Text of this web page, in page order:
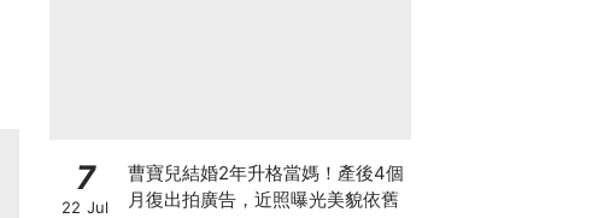
7
22 Jul
曹寶兒結婚2年升格當媽！產後4個
月復出拍廣告，近照曝光美貌依舊